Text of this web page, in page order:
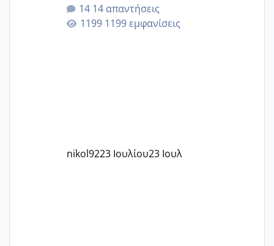
εγκυμοσύνη, που έπρεπε να τερματιστεί
στην 27η εβδομάδα και προσπαθώ 7
14 απαντήσεις
1199 εμφανίσεις
nikol9223 Ιουλίου23 Ιουλ